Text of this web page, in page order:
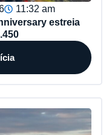
11:32 am
estreia